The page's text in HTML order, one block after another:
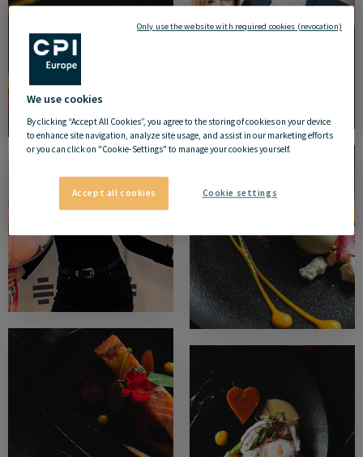
We use cookies
By clicking “Accept All Cookies”, you agree to the storing of cookies on your device
to enhance site navigation, analyze site usage, and assist in our marketing efforts
or you can click on "Cookie-Settings" to manage your cookies yourself.
Accept all cookies Cookie settings
Only use the website with required cookies (revocation)